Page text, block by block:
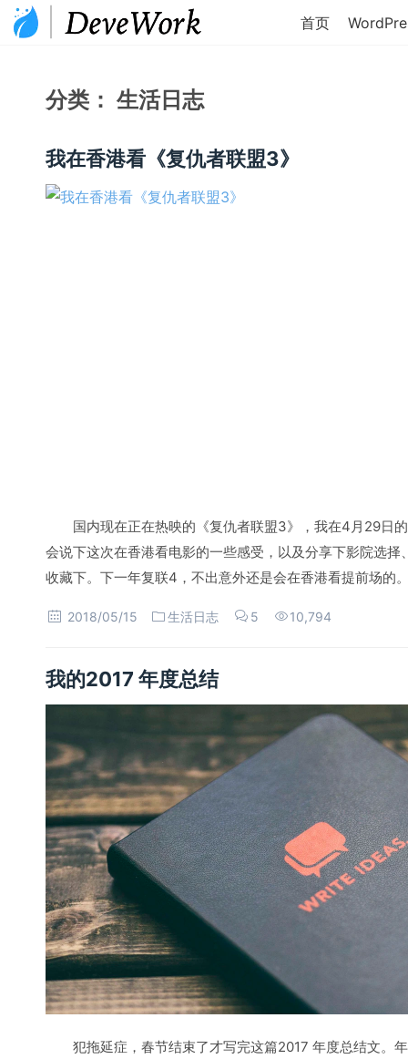
首页
分类： 生活日志
我在香港看《复仇者联盟3》
国内现在正在热映的《复仇者联盟3》，我在4月29日
会说下这次在香港看电影的一些感受，以及分享下影院选
收藏下。下一年复联4，不出意外还是会在香港看提前场的
2018/05/15 生活日志 5 10,794
我的2017 年度总结
犯拖延症，春节结束了才写完这篇2017 年度总结文。